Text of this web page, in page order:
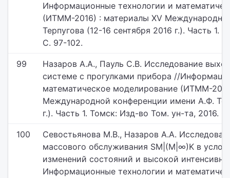
Информационные технологии и
(ИТММ-2016) : материалы XV
Терпугова (12-16 сентября 2016 г.). Часть 1.
С. 97-102.
99
Назаров А.А., Пауль С.В. Исследование
системе с прогулками прибора //
математическое моделирование (ИТММ-
Международной конференции имени А.Ф.
г.). Часть 1. Томск: Изд-во Том. ун-та, 2016.
100
Севостьянова М.В., Назаров А.А.
массового обслуживания SM|(M|∞)K в
изменений состояний и высокой
Информационные технологии и